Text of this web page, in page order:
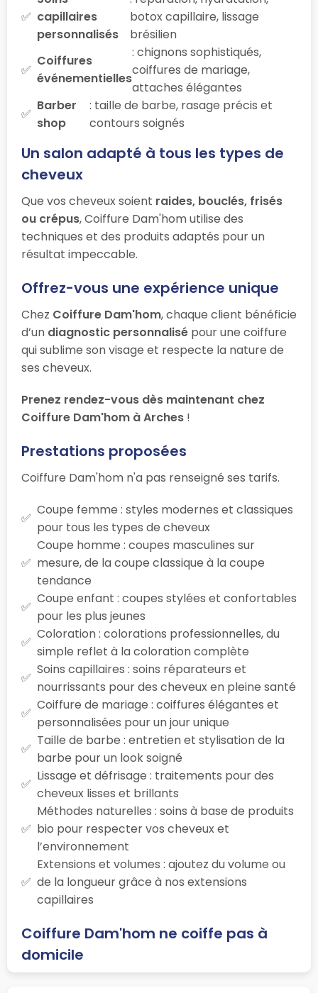
capillaires
personnalisés
botox capillaire, lissage
brésilien
Coiffures
événementielles
: chignons sophistiqués,
coiffures de mariage,
attaches élégantes
Barber
shop
: taille de barbe, rasage précis et
contours soignés
Un salon adapté à tous les types de
cheveux
Que vos cheveux soient raides, bouclés, frisés
ou crépus, Coiffure Dam'hom utilise des
techniques et des produits adaptés pour un
résultat impeccable.
Offrez-vous une expérience unique
Chez Coiffure Dam'hom, chaque client bénéficie
d’un diagnostic personnalisé pour une coiffure
qui sublime son visage et respecte la nature de
ses cheveux.
Prenez rendez-vous dès maintenant chez
Coiffure Dam'hom à Arches !
Prestations proposées
Coiffure Dam'hom n'a pas renseigné ses tarifs.
Coupe femme : styles modernes et classiques
pour tous les types de cheveux
Coupe homme : coupes masculines sur
mesure, de la coupe classique à la coupe
tendance
Coupe enfant : coupes stylées et confortables
pour les plus jeunes
Coloration : colorations professionnelles, du
simple reflet à la coloration complète
Soins capillaires : soins réparateurs et
nourrissants pour des cheveux en pleine santé
Coiffure de mariage : coiffures élégantes et
personnalisées pour un jour unique
Taille de barbe : entretien et stylisation de la
barbe pour un look soigné
Lissage et défrisage : traitements pour des
cheveux lisses et brillants
Méthodes naturelles : soins à base de produits
bio pour respecter vos cheveux et
l’environnement
Extensions et volumes : ajoutez du volume ou
de la longueur grâce à nos extensions
capillaires
Coiffure Dam'hom ne coiffe pas à
domicile